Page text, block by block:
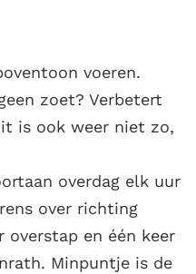
voeren.
zoet? Verbetert
is ook weer niet zo,
overdag elk uur
over richting
overstap en één keer
Minpuntje is de